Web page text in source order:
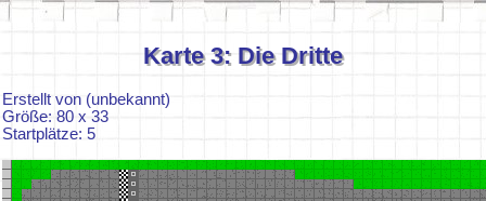
Karte 3: Die Dritte
Erstellt von (unbekannt)
Größe: 80 x 33
Startplätze: 5